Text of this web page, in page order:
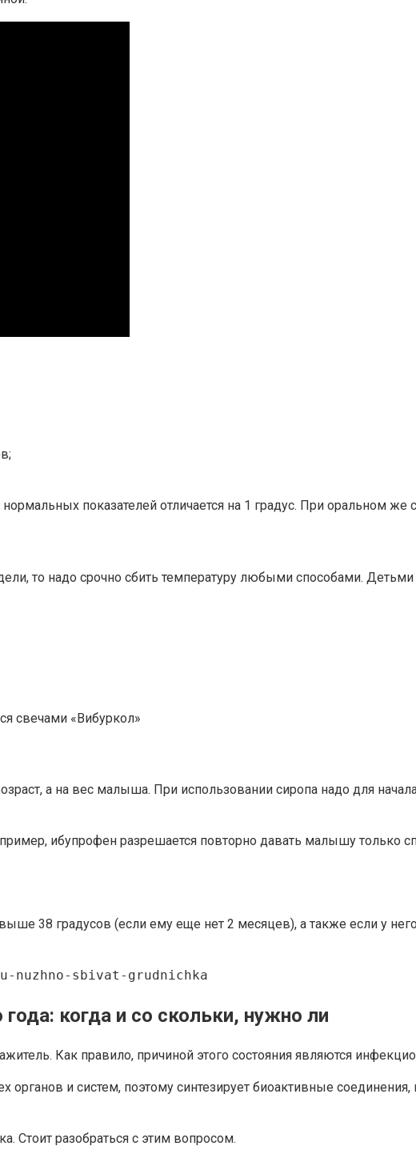
показателей отличается на 1 градус. При оральном же
то надо срочно сбить температуру любыми способами.
свечами «Вибуркол»
а на вес малыша. При использовании сиропа надо для
ибупрофен разрешается повторно давать малышу только
38 градусов (если ему еще нет 2 месяцев), а также если у
nuzhno-sbivat-grudnichka
когда и со скольки, нужно ли
Как правило, причиной этого состояния являются
органов и систем, поэтому синтезирует биоактивные
Стоит разобраться с этим вопросом.